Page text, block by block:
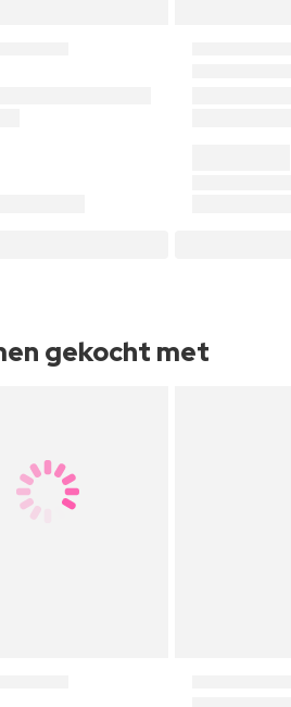
gekocht met